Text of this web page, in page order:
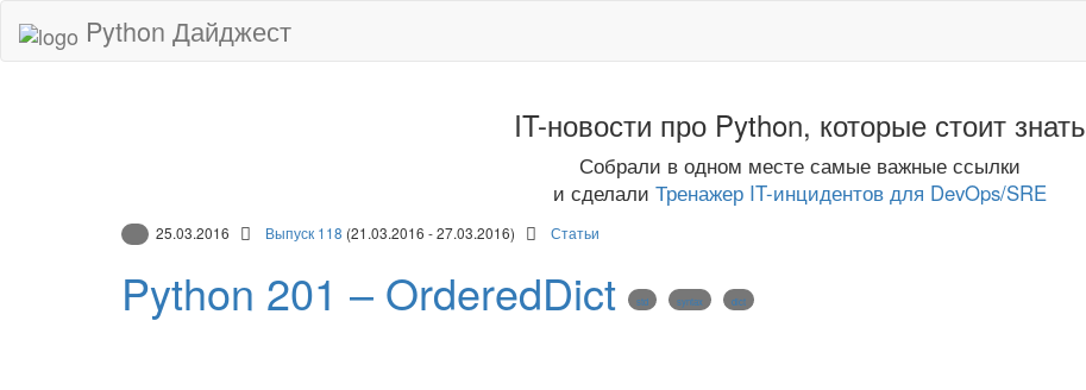
Python Дайджест
IT-новости про Python, которые стоит знать
Собрали в одном месте самые важные ссылки
и сделали Тренажер IT-инцидентов для DevOps/SRE
25.03.2016 Выпуск 118 (21.03.2016 - 27.03.2016) Статьи
Python 201 – OrderedDict std syntax dict